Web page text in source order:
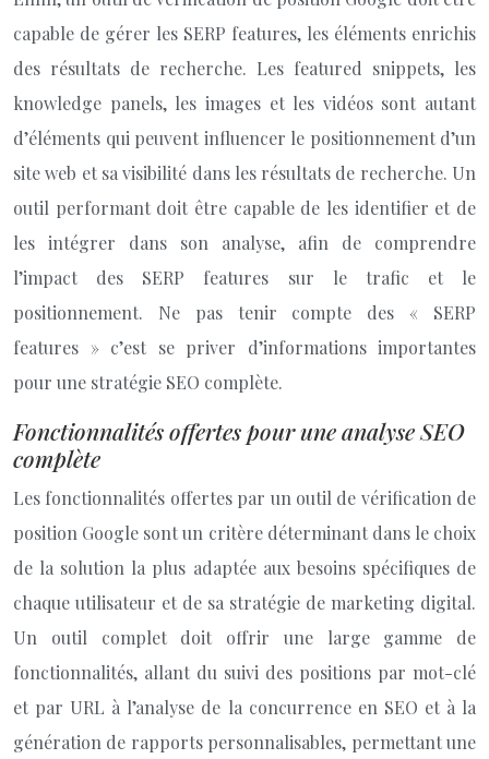
capable de gérer les SERP features, les éléments enrichis
des résultats de recherche. Les featured snippets, les
knowledge panels, les images et les vidéos sont autant
d’éléments qui peuvent influencer le positionnement d’un
site web et sa visibilité dans les résultats de recherche. Un
outil performant doit être capable de les identifier et de
les intégrer dans son analyse, afin de comprendre
l’impact des SERP features sur le trafic et le
positionnement. Ne pas tenir compte des « SERP
features » c’est se priver d’informations importantes
pour une stratégie SEO complète.
Fonctionnalités offertes pour une analyse SEO
complète
Les fonctionnalités offertes par un outil de vérification de
position Google sont un critère déterminant dans le choix
de la solution la plus adaptée aux besoins spécifiques de
chaque utilisateur et de sa stratégie de marketing digital.
Un outil complet doit offrir une large gamme de
fonctionnalités, allant du suivi des positions par mot-clé
et par URL à l’analyse de la concurrence en SEO et à la
génération de rapports personnalisables, permettant une